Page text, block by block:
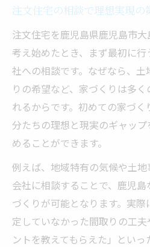
初めての注文住宅相
注文住宅の相談窓口
注文住宅で失敗しな
安心の注文住宅相談
安心のための注文住宅相
注文住宅相談の流れ
失敗しない注文住宅
注文住宅相談を有意
快適な暮らしを実現する
注文住宅相談で快適
注文住宅の相談で理想実現の
注文住宅を鹿児島県鹿児島市
考え始めたとき、まず最初に
社への相談です。なぜなら、
りの希望など、家づくりは多
れるからです。初めての家づ
分たちの理想と現実のギャッ
めることができます。
例えば、地域特有の気候や土
会社に相談することで、鹿児
づくりが可能となります。実
定していなかった間取りの工
ントを教えてもらえた」とい